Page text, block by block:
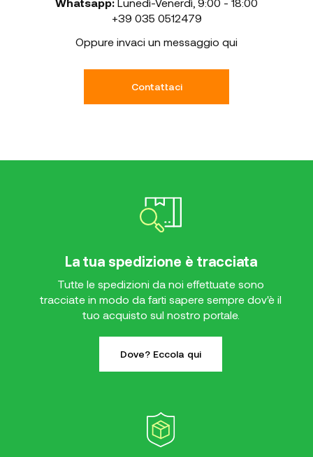
+39 035 0512479
Oppure invaci un messaggio qui
Contattaci
La tua spedizione è tracciata
Tutte le spedizioni da noi effettuate sono
tracciate in modo da farti sapere sempre dov'è il
tuo acquisto sul nostro portale.
Dove? Eccola qui